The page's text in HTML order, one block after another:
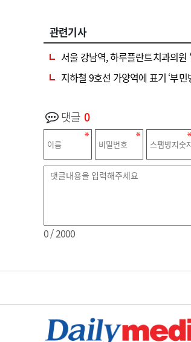
관련기사
서울 강남역, 하루플란트치과의원
지하철 9호선 가양역에 표기 ‘부민
댓글 0
0/ 2000